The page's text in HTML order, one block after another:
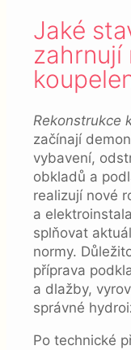
Jaké
zahrnují
Rekonstrukce
začínají
vybavení,
obkladů a
realizují nové
a
splňovat
normy.
příprava
a dlažby,
správné
Po technické